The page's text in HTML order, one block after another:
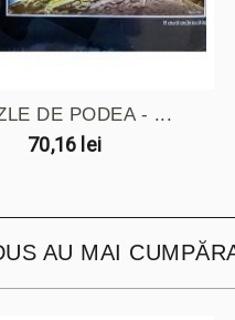
DE PODEA - ...
70,16 lei
AU MAI